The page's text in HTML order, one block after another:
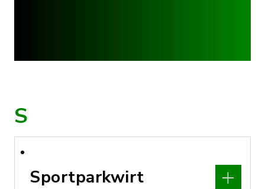
S
Sportparkwirt